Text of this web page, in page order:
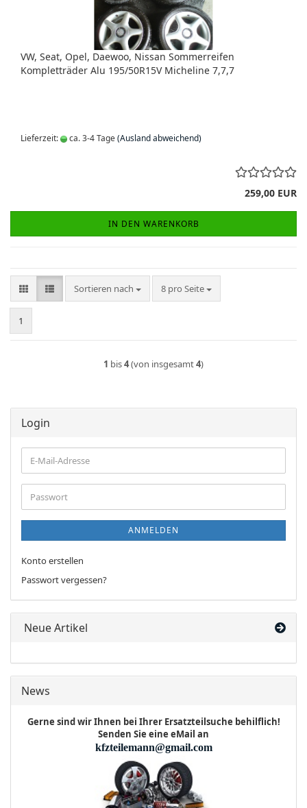
VW, Seat, Opel, Daewoo, Nissan Sommerreifen
Kompletträder Alu 195/50R15V Micheline 7,7,7
Lieferzeit: ca. 3-4 Tage(Ausland abweichend)
259,00 EUR
IN DEN WARENKORB
Sortieren nach
Sortieren nach 8 pro Seite
pro Seite
1
1 bis4(von insgesamt4)
Login
E-
Mail-
Adresse
Passwort
ANMELDEN
Konto erstellen
Passwort vergessen?
Neue Artikel
News
Gerne sind wir Ihnen bei Ihrer Ersatzteilsuche behilflich!
Senden Sie eine eMail an
kfzteilemann@gmail.com